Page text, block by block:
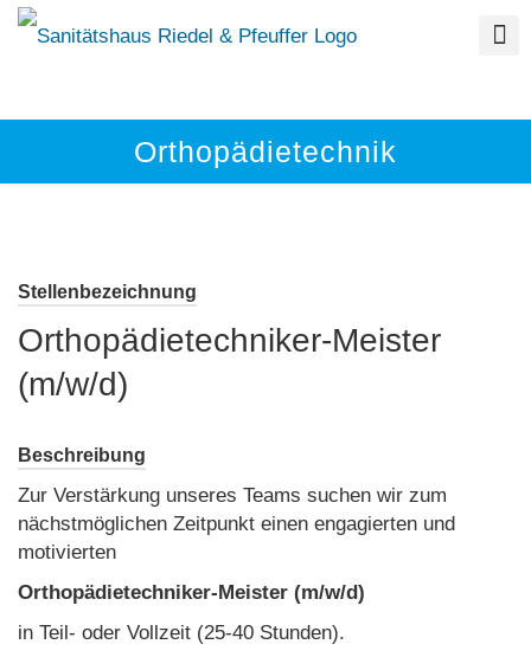
Orthopädietechnik
Stellenbezeichnung
Orthopädietechniker-Meister
(m/w/d)
Beschreibung
Zur Verstärkung unseres Teams suchen wir zum
nächstmöglichen Zeitpunkt einen engagierten und
motivierten
Orthopädietechniker-Meister (m/w/d)
in Teil- oder Vollzeit (25-40 Stunden).